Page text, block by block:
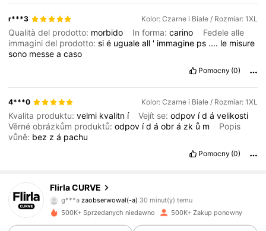
r***3 Kolor: Czarne i Białe / Rozmiar: 1XL
Qualità del prodotto: morbido In forma:carino
Fedele alle
immagini del prodotto:sié ugualeall ' immagine ps .... le misure
sono messeacaso
Pomocny (0)
4***0 Kolor: Czarne i Białe / Rozmiar: 1XL
Kvalita produktu:velmi kvalitn í Vejít se:odpov ídávelikosti
Věrné obrázkům produktů:odpov ídáobrá zk ů m
Popis
vůně: bez zá pachu
Pomocny (0)
Flirla CURVE
c***3przegląda
4,83
125K Obserwujący
500K+ Sprzedanych niedawno 500K+ Zakup ponowny